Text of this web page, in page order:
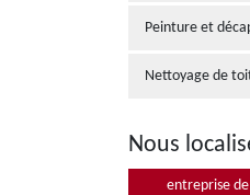
Peinture et
Nettoyage de
Nous
entreprise